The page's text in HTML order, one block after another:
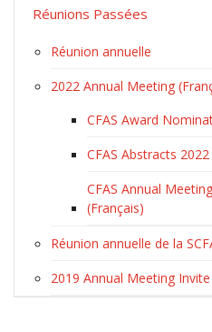
Réunions Passées
Réunion annuelle
2022 Annual Meeting
CFAS Award
CFAS Abstracts
CFAS Annual
(Français)
Réunion annuelle de la
2019 Annual Meeting Invite